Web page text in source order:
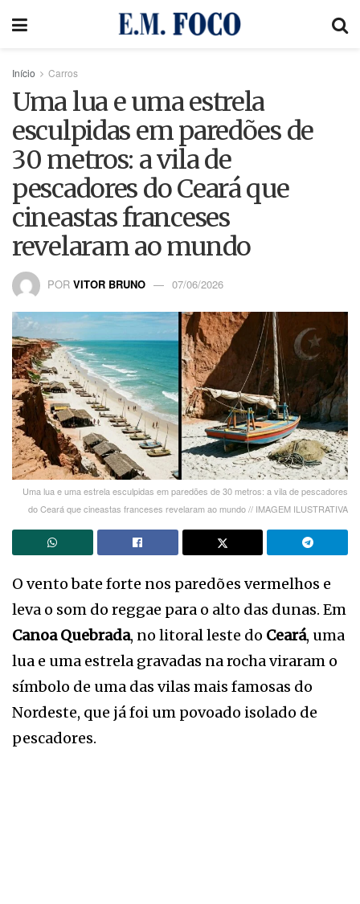
Início Carros
Uma lua e uma estrela
esculpidas em paredões de
30 metros: a vila de
pescadores do Ceará que
cineastas franceses
revelaram ao mundo
POR VITOR BRUNO 07/06/2026
Uma lua e uma estrela esculpidas em paredões de 30 metros: a vila de pescadores
do Ceará que cineastas franceses revelaram ao mundo // IMAGEM ILUSTRATIVA
O vento bate forte nos paredões vermelhos e
leva o som do reggae para o alto das dunas. Em
Canoa Quebrada, no litoral leste do Ceará, uma
lua e uma estrela gravadas na rocha viraram o
símbolo de uma das vilas mais famosas do
Nordeste, que já foi um povoado isolado de
pescadores.